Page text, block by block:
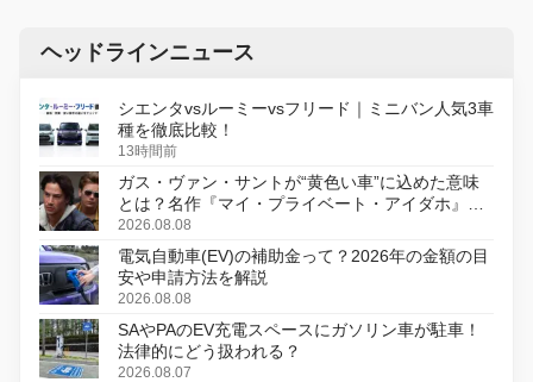
ヘッドラインニュース
シエンタvsルーミーvsフリード｜ミニバン人気3車
種を徹底比較！
13時間前
ガス・ヴァン・サントが“黄色い車”に込めた意味
とは？名作『マイ・プライベート・アイダホ』が
初のデジタルリマスター版で復活
2026.08.08
電気自動車(EV)の補助金って？2026年の金額の目
安や申請方法を解説
2026.08.08
SAやPAのEV充電スペースにガソリン車が駐車！
法律的にどう扱われる？
2026.08.07